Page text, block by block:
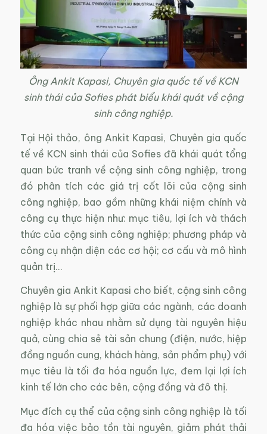
Ông Ankit Kapasi, Chuyên gia quốc tế về KCN
sinh thái của Sofies phát biểu khái quát về cộng
sinh công nghiệp.
Tại Hội thảo, ông Ankit Kapasi, Chuyên gia quốc
tế về KCN sinh thái của Sofies đã khái quát tổng
quan bức tranh về cộng sinh công nghiệp, trong
đó phân tích các giá trị cốt lõi của cộng sinh
công nghiệp, bao gồm những khái niệm chính và
công cụ thực hiện như: mục tiêu, lợi ích và thách
thức của cộng sinh công nghiệp; phương pháp và
công cụ nhận diện các cơ hội; cơ cấu và mô hình
quản trị…
Chuyên gia Ankit Kapasi cho biết, cộng sinh công
nghiệp là sự phối hợp giữa các ngành, các doanh
nghiệp khác nhau nhằm sử dụng tài nguyên hiệu
quả, cùng chia sẻ tài sản chung (điện, nước, hiệp
đồng nguồn cung, khách hàng, sản phẩm phụ) với
mục tiêu là tối đa hóa nguồn lực, đem lại lợi ích
kinh tế lớn cho các bên, cộng đồng và đô thị.
Mục đích cụ thể của cộng sinh công nghiệp là tối
đa hóa việc bảo tồn tài nguyên, giảm phát thải